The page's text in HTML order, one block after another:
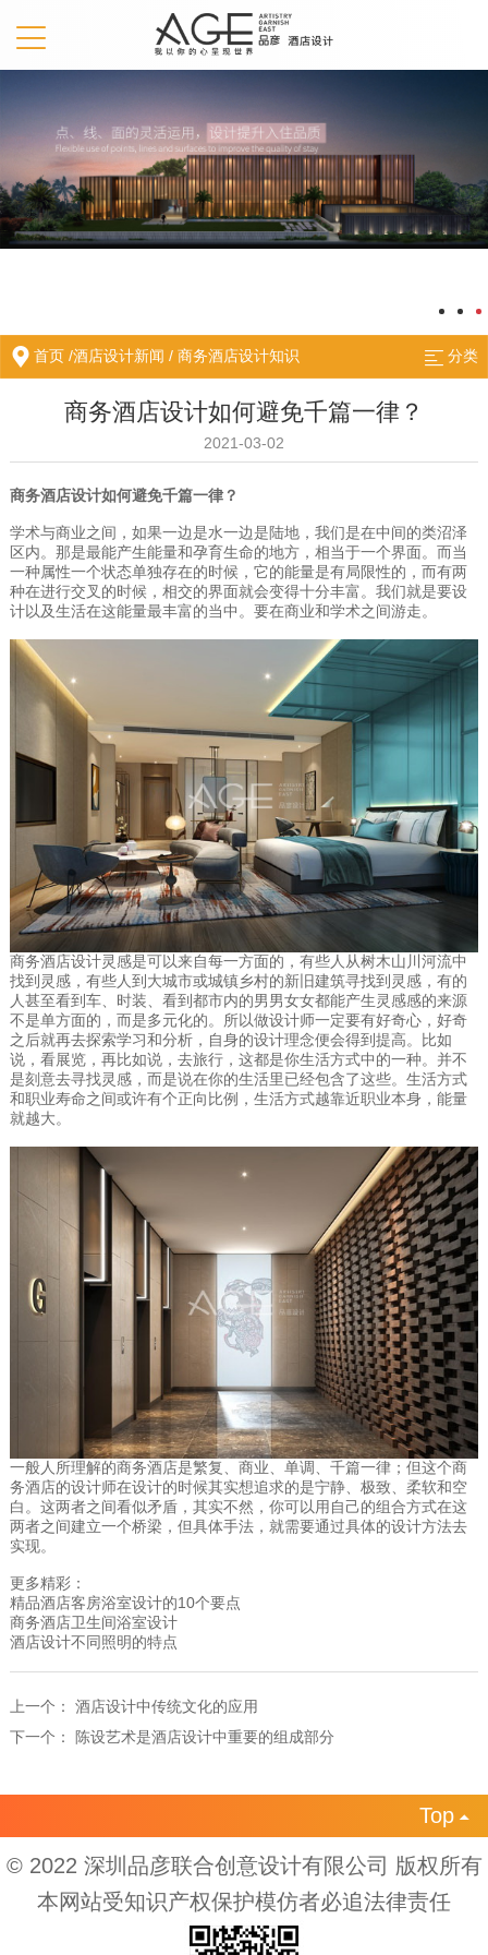
首页 /酒店设计新闻 /商务酒店设计知识 分类
商务酒店设计如何避免千篇一律？
2021-03-02
商务酒店设计如何避免千篇一律？
学术与商业之间，如果一边是水一边是陆地，我们是在中间的类沼泽
区内。那是最能产生能量和孕育生命的地方，相当于一个界面。而当
一种属性一个状态单独存在的时候，它的能量是有局限性的，而有两
种在进行交叉的时候，相交的界面就会变得十分丰富。我们就是要设
计以及生活在这能量最丰富的当中。要在商业和学术之间游走。
商务酒店设计灵感是可以来自每一方面的，有些人从树木山川河流中
找到灵感，有些人到大城市或城镇乡村的新旧建筑寻找到灵感，有的
人甚至看到车、时装、看到都市内的男男女女都能产生灵感感的来源
不是单方面的，而是多元化的。所以做设计师一定要有好奇心，好奇
之后就再去探索学习和分析，自身的设计理念便会得到提高。比如
说，看展览，再比如说，去旅行，这都是你生活方式中的一种。并不
是刻意去寻找灵感，而是说在你的生活里已经包含了这些。生活方式
和职业寿命之间或许有个正向比例，生活方式越靠近职业本身，能量
就越大。
一般人所理解的商务酒店是繁复、商业、单调、千篇一律；但这个商
务酒店的设计师在设计的时候其实想追求的是宁静、极致、柔软和空
白。这两者之间看似矛盾，其实不然，你可以用自己的组合方式在这
两者之间建立一个桥梁，但具体手法，就需要通过具体的设计方法去
实现。
更多精彩：
精品酒店客房浴室设计的10个要点
商务酒店卫生间浴室设计
酒店设计不同照明的特点
上一个： 酒店设计中传统文化的应用
下一个：
陈设艺术是酒店设计中重要的组成部分
Top
© 2022 深圳品彦联合创意设计有限公司 版权所有
本网站受知识产权保护模仿者必追法律责任